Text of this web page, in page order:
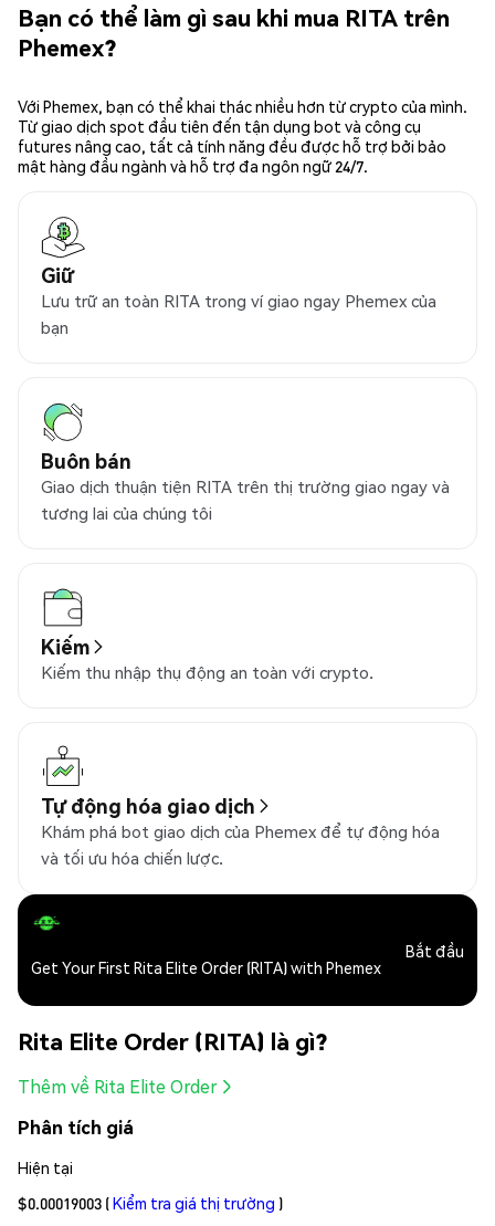
Bạn có thể làm gì sau khi mua RITA trên
Phemex?
Với Phemex, bạn có thể khai thác nhiều hơn từ crypto của mình.
Từ giao dịch spot đầu tiên đến tận dụng bot và công cụ
futures nâng cao, tất cả tính năng đều được hỗ trợ bởi bảo
mật hàng đầu ngành và hỗ trợ đa ngôn ngữ 24/7.
Giữ
Lưu trữ an toàn RITA trong ví giao ngay Phemex của
bạn
Buôn bán
Giao dịch thuận tiện RITA trên thị trường giao ngay và
tương lai của chúng tôi
Kiếm
Kiếm thu nhập thụ động an toàn với crypto.
Tự động hóa giao dịch
Khám phá bot giao dịch của Phemex để tự động hóa
và tối ưu hóa chiến lược.
Get Your First Rita Elite Order (RITA) with Phemex
Bắt đầu
Rita Elite Order (RITA) là gì?
Thêm về Rita Elite Order
Phân tích giá
Hiện tại
$0.00019003 (Kiểm tra giá thị trường )